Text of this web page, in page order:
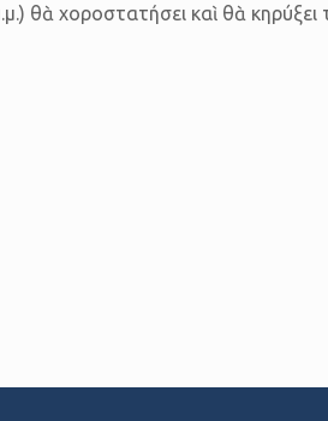
θὰ χοροστατήσει καὶ θὰ κηρύξει